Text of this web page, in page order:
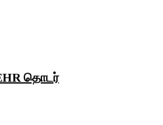
தொடர்